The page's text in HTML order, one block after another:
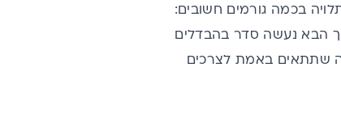
בכמה גורמים חשובים:
הבא נעשה סדר בהבדלים
שתתאים באמת לצרכים